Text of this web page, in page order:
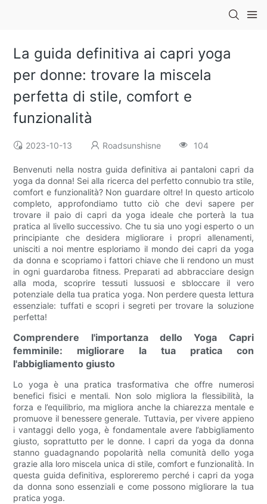
La guida definitiva ai capri yoga
per donne: trovare la miscela
perfetta di stile, comfort e
funzionalità
2023-10-13 Roadsunshisne 104
Benvenuti nella nostra guida definitiva ai pantaloni capri da
yoga da donna! Sei alla ricerca del perfetto connubio tra stile,
comfort e funzionalità? Non guardare oltre! In questo articolo
completo, approfondiamo tutto ciò che devi sapere per
trovare il paio di capri da yoga ideale che porterà la tua
pratica al livello successivo. Che tu sia uno yogi esperto o un
principiante che desidera migliorare i propri allenamenti,
unisciti a noi mentre esploriamo il mondo dei capri da yoga
da donna e scopriamo i fattori chiave che li rendono un must
in ogni guardaroba fitness. Preparati ad abbracciare design
alla moda, scoprire tessuti lussuosi e sbloccare il vero
potenziale della tua pratica yoga. Non perdere questa lettura
essenziale: tuffati e scopri i segreti per trovare la soluzione
perfetta!
Comprendere l'importanza dello Yoga Capri
femminile: migliorare la tua pratica con
l'abbigliamento giusto
Lo yoga è una pratica trasformativa che offre numerosi
benefici fisici e mentali. Non solo migliora la flessibilità, la
forza e l’equilibrio, ma migliora anche la chiarezza mentale e
promuove il benessere generale. Tuttavia, per vivere appieno
i vantaggi dello yoga, è fondamentale avere l’abbigliamento
giusto, soprattutto per le donne. I capri da yoga da donna
stanno guadagnando popolarità nella comunità dello yoga
grazie alla loro miscela unica di stile, comfort e funzionalità. In
questa guida definitiva, esploreremo perché i capri da yoga
da donna sono essenziali e come possono migliorare la tua
pratica yoga.